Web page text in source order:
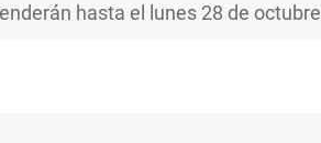
hasta el lunes 28 de octubre